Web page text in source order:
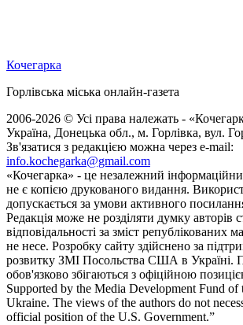
Кочегарка
Горлівська міська онлайн-газета
2006-2026 © Усі права належать -
Україна, Донецька обл., м. Горлівка, вул.
Зв'язатися з редакцією можна через e-mail:
info.kochegarka@gmail.com
«Кочегарка» - це незалежний
не є копією друкованого видання.
допускається за умови активного
Редакція може не розділяти думку авторів
відповідальності за зміст републікованих
не несе. Розробку сайту здійснено за
розвитку ЗМІ Посольства США в Україні.
обов'язково збігаються з офіційною
Supported by the Media Development Fund of
Ukraine. The views of the authors do not
official position of the U.S. Government.”